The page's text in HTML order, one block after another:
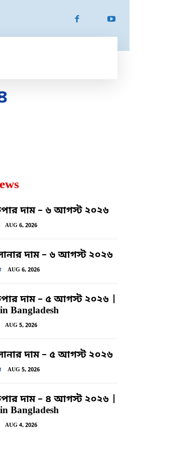
দাম – ৬ আগস্ট ২০২৬
AUG 6, 2026
দাম – ৬ আগস্ট ২০২৬
AUG 6, 2026
দাম – ৫ আগস্ট ২০২৬ |
Bangladesh
AUG 5, 2026
দাম – ৫ আগস্ট ২০২৬
AUG 5, 2026
দাম – ৪ আগস্ট ২০২৬ |
Bangladesh
AUG 4, 2026